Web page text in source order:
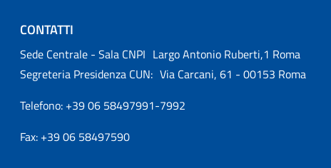
CONTATTI
Sede Centrale - Sala CNPI Largo Antonio Ruberti,1 Roma
Segreteria Presidenza CUN: Via Carcani, 61 - 00153 Roma
Telefono: +39 06 58497991-7992
Fax: +39 06 58497590